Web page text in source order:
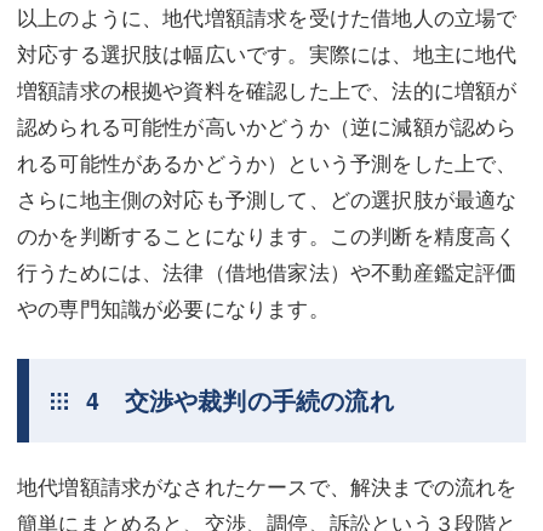
以上のように、地代増額請求を受けた借地人の立場で
対応する選択肢は幅広いです。実際には、地主に地代
増額請求の根拠や資料を確認した上で、法的に増額が
認められる可能性が高いかどうか（逆に減額が認めら
れる可能性があるかどうか）という予測をした上で、
さらに地主側の対応も予測して、どの選択肢が最適な
のかを判断することになります。この判断を精度高く
行うためには、法律（借地借家法）や不動産鑑定評価
やの専門知識が必要になります。
4 交渉や裁判の手続の流れ
地代増額請求がなされたケースで、解決までの流れを
簡単にまとめると、交渉、調停、訴訟という３段階と